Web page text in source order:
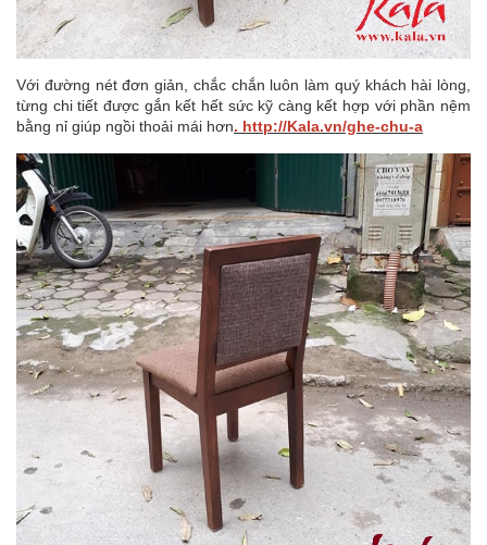
Với đường nét đơn giản, chắc chắn luôn làm quý khách hài lòng,
từng chi tiết được gắn kết hết sức kỹ càng kết hợp với phần nệm
bằng nỉ giúp ngồi thoải mái hơn. http://Kala.vn/ghe-chu-a